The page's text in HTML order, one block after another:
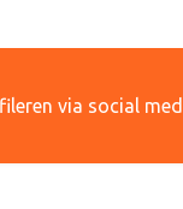
via social